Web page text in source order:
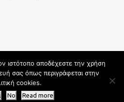
hosp.gr - All Rights Reserved | An
powered by
ιστότοπο αποδέχεστε την χρήση
σας όπως περιγράφεται στην
cookies.
No Read more